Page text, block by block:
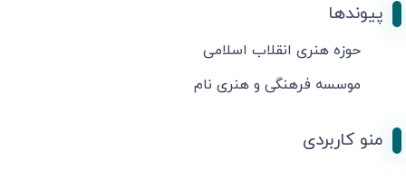
پیوندها
حوزه هنری انقلاب اسلامی
موسسه فرهنگی و هنری نام
منو کاربردی